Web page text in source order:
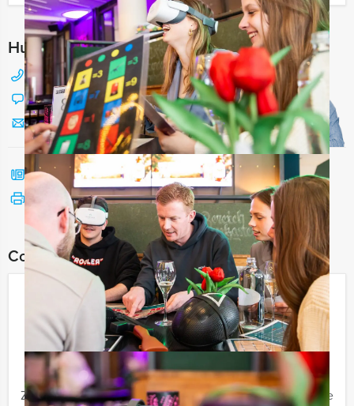
Hulp nodig bij het kiezen?
088 428 81 17
Chat met Jeroen
Stuur ons een mailtje
Bel mij terug
Bekijk printbare versie
Combineer dit uitje met:
La Casa de Papel VR lunchspel in
Deventer
Vanaf € 57,50 p.p. excl. BTW
Vanaf 12 personen ‐ 3 uur
Zijn jullie ook een groot fan van de populaire Netflixserie